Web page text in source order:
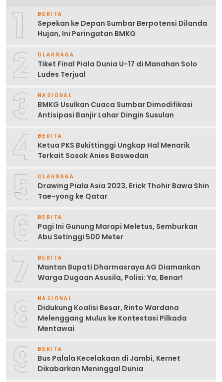
1 BERITA
Sepekan ke Depan Sumbar Berpotensi Dilanda
Hujan, Ini Peringatan BMKG
2 OLAHRAGA
Tiket Final Piala Dunia U-17 di Manahan Solo
Ludes Terjual
3 NASIONAL
BMKG Usulkan Cuaca Sumbar Dimodifikasi
Antisipasi Banjir Lahar Dingin Susulan
4 BERITA
Ketua PKS Bukittinggi Ungkap Hal Menarik
Terkait Sosok Anies Baswedan
5 OLAHRAGA
Drawing Piala Asia 2023, Erick Thohir Bawa Shin
Tae-yong ke Qatar
6 BERITA
Pagi Ini Gunung Marapi Meletus, Semburkan
Abu Setinggi 500 Meter
7 BERITA
Mantan Bupati Dharmasraya AG Diamankan
Warga Dugaan Asusila, Polisi: Ya, Benar!
8 NASIONAL
Didukung Koalisi Besar, Rinto Wardana
Melenggang Mulus ke Kontestasi Pilkada
Mentawai
9 BERITA
Bus Palala Kecelakaan di Jambi, Kernet
Dikabarkan Meninggal Dunia